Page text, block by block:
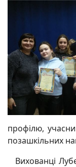
профілю,
позашкільних
Вихованці